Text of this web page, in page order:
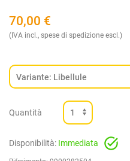
70,00 €
(IVA incl., spese di spedizione escl.)
Quantità
Disponibilità: Immediata